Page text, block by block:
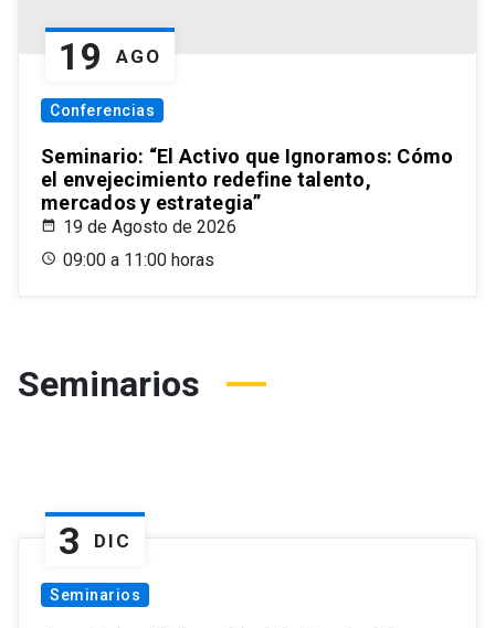
19 AGO
Conferencias
Seminario: “El Activo que Ignoramos: Cómo
el envejecimiento redefine talento,
mercados y estrategia”
19 de Agosto de 2026
09:00 a 11:00 horas
Seminarios
3 DIC
Seminarios